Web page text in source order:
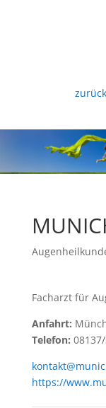
Facharzt für
Anfahrt:
Telefon:
https://